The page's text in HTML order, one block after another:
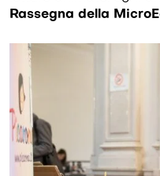
Rassegna della